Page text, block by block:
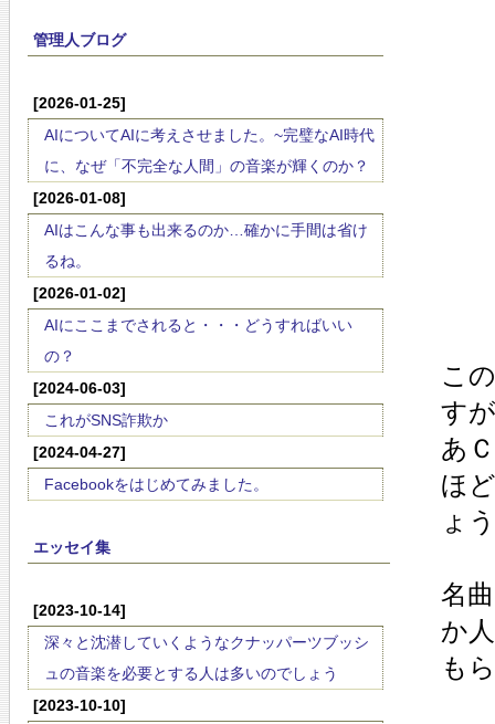
管理人ブログ
[2026-01-25]
AIについてAIに考えさせました。~完璧なAI時代
に、なぜ「不完全な人間」の音楽が輝くのか？
[2026-01-08]
AIはこんな事も出来るのか…確かに手間は省け
るね。
[2026-01-02]
AIにここまでされると・・・どうすればいい
の？
[2024-06-03]
これがSNS詐欺か
[2024-04-27]
Facebookをはじめてみました。
エッセイ集
[2023-10-14]
深々と沈潜していくようなクナッパーツブッシ
ュの音楽を必要とする人は多いのでしょう
[2023-10-10]
こ
す
あ
ほ
ょ
名
か
も